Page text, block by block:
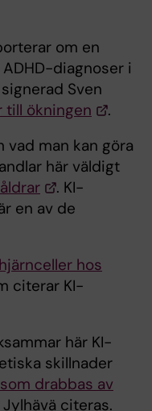
om en
diagnoser i
Sven
till ökningen
.
vad man kan göra
här väldigt
. KI-
en av de
hos
citerar KI-
här KI-
skillnader
drabbas av
citeras.